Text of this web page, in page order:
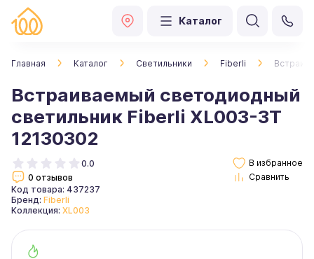
Каталог
Главная Каталог Светильники Fiberli
Встраиваемый светодиодный
светильник Fiberli XL003-3T
12130302
0.0
0 отзывов
Код товара: 437237
Бренд: Fiberli
Коллекция: XL003